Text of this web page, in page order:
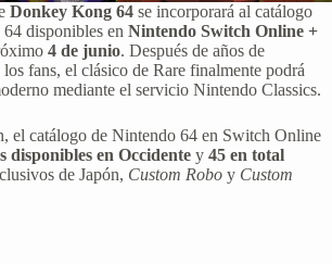
Donkey Kong 64 se incorporará al catálogo
disponibles en Nintendo Switch Online +
4 de junio. Después de años de
fans, el clásico de Rare finalmente podrá
mediante el servicio Nintendo Classics.
el catálogo de Nintendo 64 en Switch Online
disponibles en Occidente y 45 en total
de Japón, Custom Robo y Custom